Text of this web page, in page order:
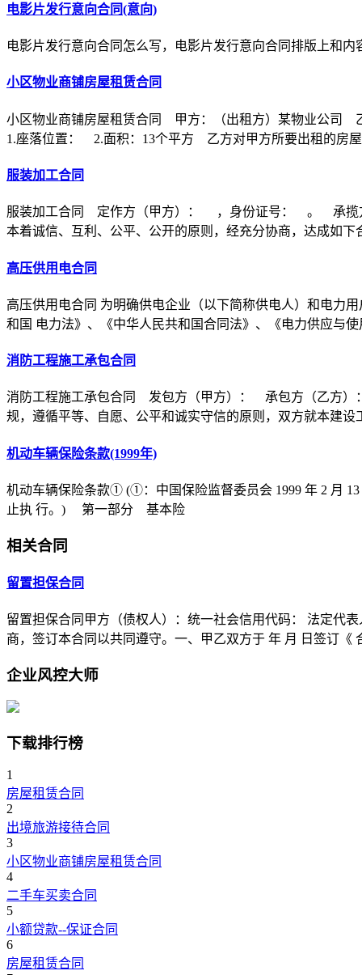
电影片发行意向合同(意向)
电影片发行意向合同怎么写，电影片发行意向合同排版上和
小区物业商铺房屋租赁合同
小区物业商铺房屋租赁合同 甲方：（出租方）某物业公司
1.座落位置： 2.面积：13个平方 乙方对甲方所要出租的房
服装加工合同
服装加工合同 定作方（甲方）： ，身份证号： 。 承揽
本着诚信、互利、公平、公开的原则，经充分协商，达成如下
高压供用电合同
高压供用电合同 为明确供电企业（以下简称供电人）和电力
和国 电力法》、《中华人民共和国合同法》、《电力供应与
消防工程施工承包合同
消防工程施工承包合同 发包方（甲方）： 承包方（乙方）
规，遵循平等、自愿、公平和诚实守信的原则，双方就本建设
机动车辆保险条款(1999年)
机动车辆保险条款① (①：中国保险监督委员会 1999 年 2 月
止执 行。) 第一部分 基本险
相关合同
留置担保合同
留置担保合同甲方（债权人）：统一社会信用代码： 法定代
商，签订本合同以共同遵守。一、甲乙双方于 年 月 日签订《
企业风控大师
下载排行榜
1
房屋租赁合同
2
出境旅游接待合同
3
小区物业商铺房屋租赁合同
4
二手车买卖合同
5
小额贷款--保证合同
6
房屋租赁合同